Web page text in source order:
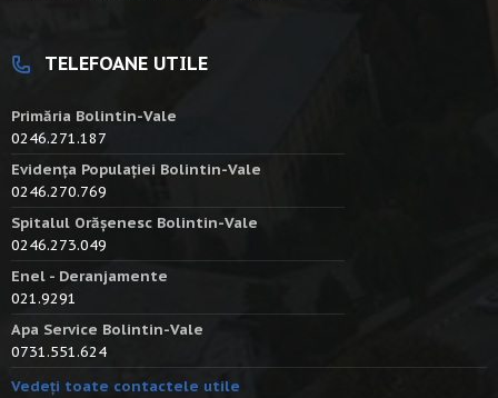
TELEFOANE UTILE
Primăria Bolintin-Vale
0246.271.187
Evidența Populației Bolintin-Vale
0246.270.769
Spitalul Orășenesc Bolintin-Vale
0246.273.049
Enel - Deranjamente
021.9291
Apa Service Bolintin-Vale
0731.551.624
Vedeți toate contactele utile